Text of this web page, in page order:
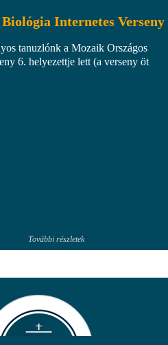
Internetes Verseny
tanuzlónk a Mozaik Országos
6. helyezettje lett (a verseny öt
További részletek